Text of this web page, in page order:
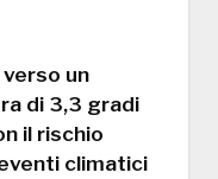
un
di 3,3 gradi
il rischio
climatici